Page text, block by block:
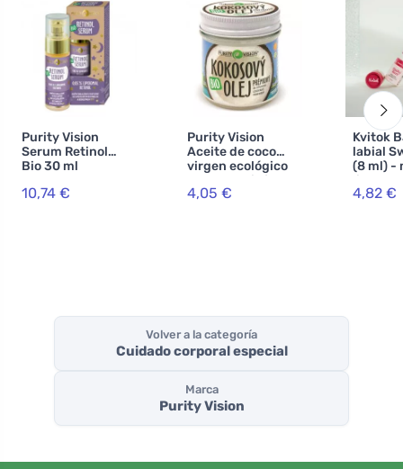
Purity Vision
Serum Retinol
Bio 30 ml
10,74 €
Purity Vision
Aceite de coco
virgen ecológico
de comercio justo
120 ml
4,05 €
Kvitok
labial
(8 ml) -
labios
4,82 €
Volver a la categoría
Cuidado corporal especial
Marca
Purity Vision